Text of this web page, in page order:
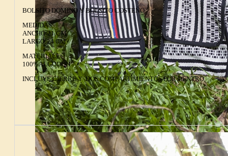
BOLSITO DOMINO Y BOLSITO COSTEÑO
MEDIDAS:
ANCHO:21 CM
LARGO:24 CM
MATERIALES:
100%ALGODÓN
INCLUYE CIERRE Y DOS COMPARTIMIENTOS POR DENTRO.